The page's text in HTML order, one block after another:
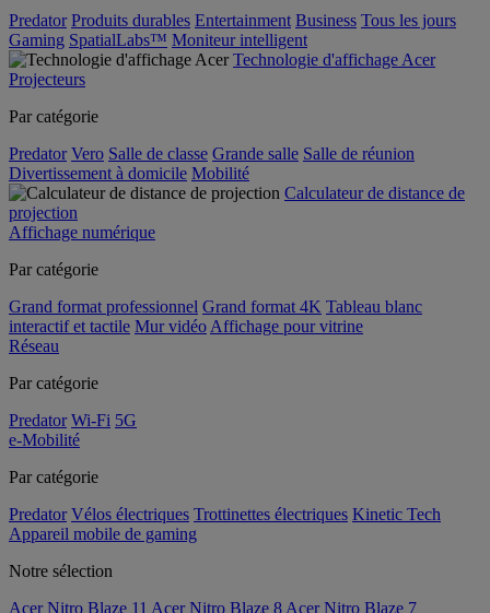
Predator Produits durables Entertainment Business Tous les jours
Gaming SpatialLabs™ Moniteur intelligent
Technologie d'affichage Acer
Projecteurs
Par catégorie
Predator Vero Salle de classe Grande salle Salle de réunion
Divertissement à domicile Mobilité
Calculateur de distance de
projection
Affichage numérique
Par catégorie
Grand format professionnel Grand format 4K Tableau blanc
interactif et tactile Mur vidéo Affichage pour vitrine
Réseau
Par catégorie
Predator Wi-Fi 5G
e-Mobilité
Par catégorie
Predator Vélos électriques Trottinettes électriques Kinetic Tech
Appareil mobile de gaming
Notre sélection
Acer Nitro Blaze 11 Acer Nitro Blaze 8 Acer Nitro Blaze 7